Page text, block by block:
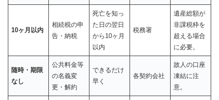
10ヶ月以内
相続税の申
告・納税
死亡を知っ
た日の翌日
から10ヶ月
以内
税務署
遺産総額が
非課税枠を
超える場合
に必要。
随時・期限
なし
公共料金等
の名義変
更・解約
できるだけ
早く
各契約会社
故人の口座
凍結に注
意。